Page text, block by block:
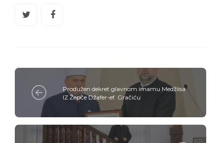
Produžen dekret glavnom imamu Medžlisa
IZ Žepče Džafer-ef. Gračiću